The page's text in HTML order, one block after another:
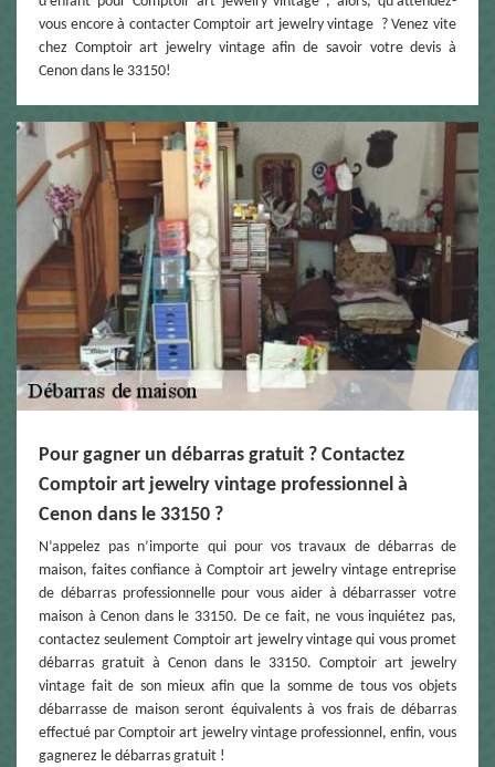
vous encore à contacter Comptoir art jewelry vintage ? Venez vite
chez Comptoir art jewelry vintage afin de savoir votre devis à
Cenon dans le 33150!
Pour gagner un débarras gratuit ? Contactez
Comptoir art jewelry vintage professionnel à
Cenon dans le 33150 ?
N’appelez pas n’importe qui pour vos travaux de débarras de
maison, faites confiance à Comptoir art jewelry vintage entreprise
de débarras professionnelle pour vous aider à débarrasser votre
maison à Cenon dans le 33150. De ce fait, ne vous inquiétez pas,
contactez seulement Comptoir art jewelry vintage qui vous promet
débarras gratuit à Cenon dans le 33150. Comptoir art jewelry
vintage fait de son mieux afin que la somme de tous vos objets
débarrasse de maison seront équivalents à vos frais de débarras
effectué par Comptoir art jewelry vintage professionnel, enfin, vous
gagnerez le débarras gratuit !